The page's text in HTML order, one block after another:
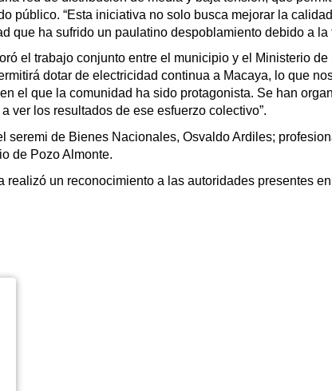
público. “Esta iniciativa no solo busca mejorar la
que ha sufrido un paulatino despoblamiento debido a
el trabajo conjunto entre el municipio y el Ministerio
dotar de electricidad continua a Macaya, lo que
el que la comunidad ha sido protagonista. Se han
ver los resultados de ese esfuerzo colectivo”.
seremi de Bienes Nacionales, Osvaldo Ardiles;
de Pozo Almonte.
un reconocimiento a las autoridades presentes